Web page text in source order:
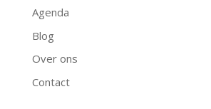
Agenda
Blog
Over ons
Contact